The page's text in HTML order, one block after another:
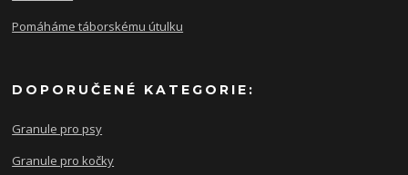
Pomáháme táborskému útulku
DOPORUČENÉ KATEGORIE:
Granule pro psy
Granule pro kočky